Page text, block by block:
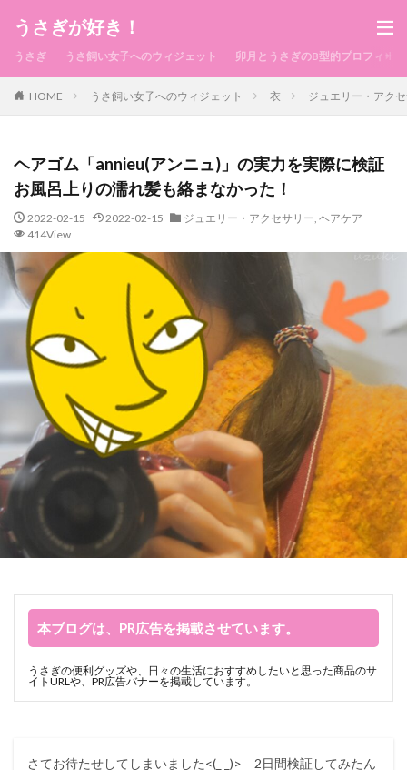
うさぎが好き！
うさぎ うさ飼い女子へのウィジェット 卯月とうさぎのB型的プロフィール
HOME うさ飼い女子へのウィジェット 衣 ジュエリー・アク
ヘアゴム「annieu(アンニュ)」の実力を実際に検証
お風呂上りの濡れ髪も絡まなかった！
2022-02-15 2022-02-15 ジュエリー・アクセサリー, ヘアケア
414View
本ブログは、PR広告を掲載させています。
うさぎの便利グッズや、日々の生活におすすめしたいと思った商品のサ
イトURLや、PR広告バナーを掲載しています。
さてお待たせしてしまいました<(_ _)> 2日間検証してみたん